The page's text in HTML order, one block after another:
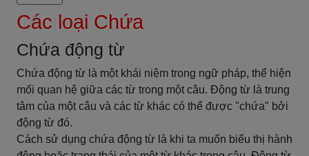
Các loại Chứa
Chứa động từ
Chứa động từ là một khái niệm trong ngữ pháp, thể hiện
mối quan hệ giữa các từ trong một câu. Động từ là trung
tâm của một câu và các từ khác có thể được "chứa" bởi
động từ đó.
Cách sử dụng chứa động từ là khi ta muốn biểu thị hành